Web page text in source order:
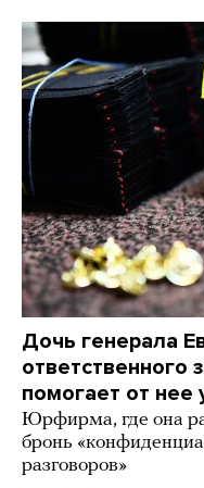
Дочь генерала
ответственного
помогает от нее
Юрфирма, где она
бронь
разговоров»